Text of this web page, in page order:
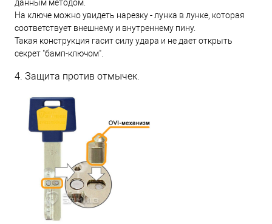
данным методом.
На ключе можно увидеть нарезку - лунка в лунке, которая
соответствует внешнему и внутреннему пину.
Такая конструкция гасит силу удара и не дает открыть
секрет "бамп-ключом".
4. Защита против отмычек.